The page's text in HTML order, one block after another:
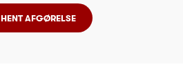
HENT AFGØRELSE